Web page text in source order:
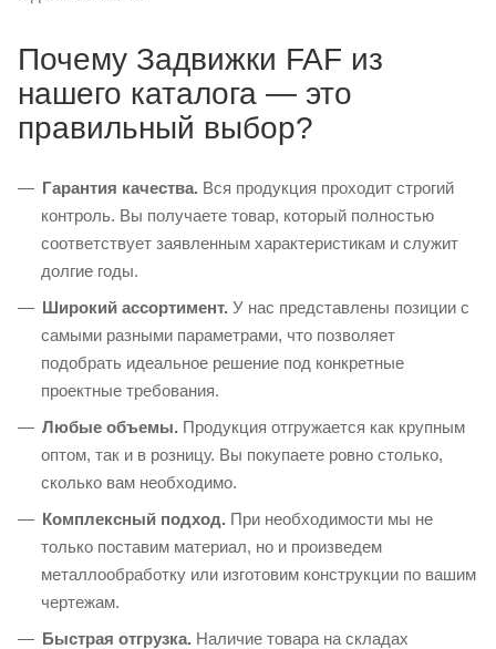
Почему Задвижки FAF из
нашего каталога — это
правильный выбор?
Гарантия качества. Вся продукция проходит строгий
контроль. Вы получаете товар, который полностью
соответствует заявленным характеристикам и служит
долгие годы.
Широкий ассортимент. У нас представлены позиции с
самыми разными параметрами, что позволяет
подобрать идеальное решение под конкретные
проектные требования.
Любые объемы. Продукция отгружается как крупным
оптом, так и в розницу. Вы покупаете ровно столько,
сколько вам необходимо.
Комплексный подход. При необходимости мы не
только поставим материал, но и произведем
металлообработку или изготовим конструкции по вашим
чертежам.
Быстрая отгрузка. Наличие товара на складах